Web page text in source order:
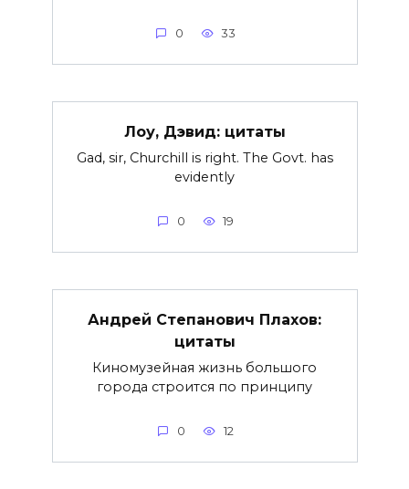
0 33
Лоу, Дэвид: цитаты
Gad, sir, Churchill is right. The Govt. has
evidently
0 19
Андрей Степанович Плахов:
цитаты
Киномузейная жизнь большого
города строится по принципу
0 12